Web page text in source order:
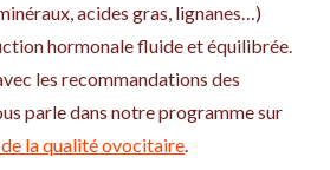
acides gras, lignanes…)
hormonale fluide et équilibrée.
les recommandations des
parle dans notre programme sur
la qualité ovocitaire.